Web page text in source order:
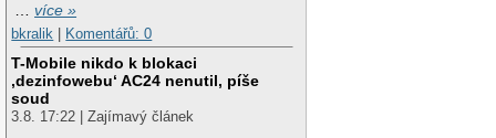
…více »
bkralik
Komentářů: 0
T-Mobile nikdo k blokaci
‚dezinfowebu‘ AC24 nenutil, píše
soud
3.8. 17:22 | Zajímavý článek